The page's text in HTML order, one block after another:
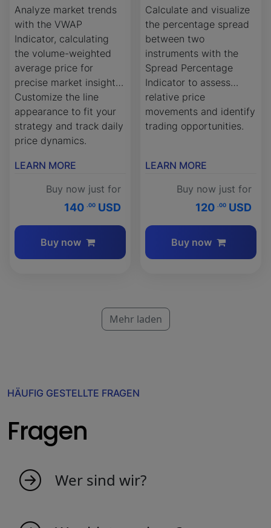
Analyze market trends
with the VWAP
Indicator, calculating
the volume-weighted
average price for
precise market insights.
Customize the line
appearance to fit your
strategy and track daily
price dynamics.
LEARN MORE
Buy now just for
140 .00 USD
Buy now
Calculate and visualize
the percentage spread
between two
instruments with the
Spread Percentage
Indicator to assess
relative price
movements and identify
trading opportunities.
LEARN MORE
Buy now just for
120 .00 USD
Buy now
Mehr laden
HÄUFIG GESTELLTE FRAGEN
Fragen
Wer sind wir?